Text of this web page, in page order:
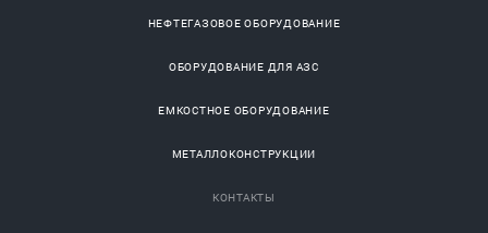
НЕФТЕГАЗОВОЕ ОБОРУДОВАНИЕ
ОБОРУДОВАНИЕ ДЛЯ АЗС
ЕМКОСТНОЕ ОБОРУДОВАНИЕ
МЕТАЛЛОКОНСТРУКЦИИ
КОНТАКТЫ